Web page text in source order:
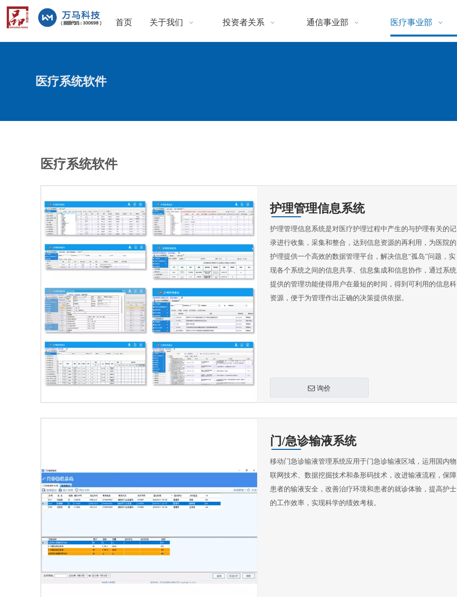
首页 关于我们 投资者关系 通信事业部 医疗事业部
医疗系统软件
医疗系统软件
护理管理信息系统
护理管理信息系统是对医疗护理过程中产生的与护理有关的记
录进行收集，采集和整合，达到信息资源的再利用，为医院的
护理提供一个高效的数据管理平台，解决信息“孤岛”问题，实
现各个系统之间的信息共享、信息集成和信息协作，通过系统
提供的管理功能使得用户在最短的时间，得到可利用的信息科
资源，便于为管理作出正确的决策提供依据。
询价
门/急诊输液系统
移动门急诊输液管理系统应用于门急诊输液区域，运用国内物
联网技术、数据挖掘技术和条形码技术，改进输液流程，保障
患者的输液安全，改善治疗环境和患者的就诊体验，提高护士
的工作效率，实现科学的绩效考核。